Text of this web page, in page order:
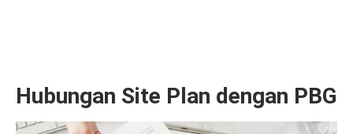
Hubungan Site Plan dengan PBG